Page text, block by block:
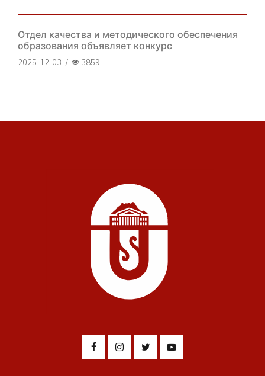
Отдел качества и методического обеспечения
образования объявляет конкурс
2025-12-03 / 3859